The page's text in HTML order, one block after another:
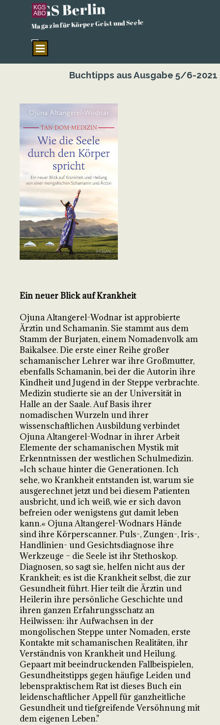
Direkt zum Seiteninhalt
KGS Berlin
Magazin für Körper Geist und Seele
KGS
ABO
Menü überspringen
Buchtipps aus Ausgabe 5/6-2021
Ein neuer Blick auf Krankheit
Ojuna Altangerel-Wodnar ist approbierte
Ärztin und Schamanin. Sie stammt aus dem
Stamm der Burjaten, einem Nomadenvolk am
Baikalsee. Die erste einer Reihe großer
schamanischer Lehrer war ihre Großmutter,
ebenfalls Schamanin, bei der die Autorin ihre
Kindheit und Jugend in der Steppe verbrachte.
Medizin studierte sie an der Universität in
Halle an der Saale. Auf Basis ihrer
nomadischen Wurzeln und ihrer
wissenschaftlichen Ausbildung verbindet
Ojuna Altangerel-Wodnar in ihrer Arbeit
Elemente der schamanischen Mystik mit
Erkenntnissen der westlichen Schulmedizin.
»Ich schaue hinter die Generationen. Ich
sehe, wo Krankheit entstanden ist, warum sie
ausgerechnet jetzt und bei diesem Patienten
ausbricht, und ich weiß, wie er sich davon
befreien oder wenigstens gut damit leben
kann.« Ojuna Altangerel-Wodnars Hände
sind ihre Körperscanner. Puls-, Zungen-, Iris-,
Handlinien- und Gesichtsdiagnose ihre
Werkzeuge – die Seele ist ihr Stethoskop.
Diagnosen, so sagt sie, helfen nicht aus der
Krankheit; es ist die Krankheit selbst, die zur
Gesundheit führt. Hier teilt die Ärztin und
Heilerin ihre persönliche Geschichte und
ihren ganzen Erfahrungsschatz an
Heilwissen: ihr Aufwachsen in der
mongolischen Steppe unter Nomaden, erste
Kontakte mit schamanischen Realitäten, ihr
Verständnis von Krankheit und Heilung.
Gepaart mit beeindruckenden Fallbeispielen,
Gesundheitstipps gegen häufige Leiden und
lebenspraktischem Rat ist dieses Buch ein
leidenschaftlicher Appell für ganzheitliche
Gesundheit und tiefgreifende Versöhnung mit
dem eigenen Leben."